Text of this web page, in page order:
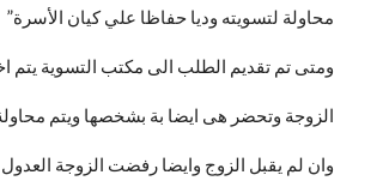
محاولة لتسويته وديا حفاظا علي كيان الأسرة”
ومتى تم تقديم الطلب الى مكتب التسوية يتم
الزوجة وتحضر هى ايضا بة بشخصها ويتم
وان لم يقبل الزوج وايضا رفضت الزوجة